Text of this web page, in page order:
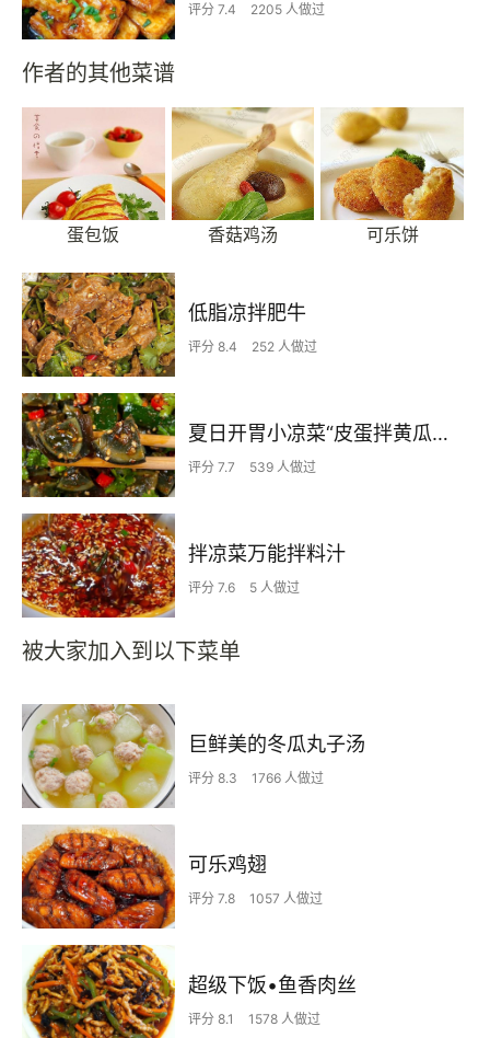
评分 7.4 2205 人做过
作者的其他菜谱
蛋包饭 香菇鸡汤 可乐饼
低脂凉拌肥牛
评分 8.4 252 人做过
夏日开胃小凉菜“皮蛋拌黄瓜🥒”开胃减脂
评分 7.7 539 人做过
拌凉菜万能拌料汁
评分 7.6 5 人做过
被大家加入到以下菜单
巨鲜美的冬瓜丸子汤
评分 8.3 1766 人做过
可乐鸡翅
评分 7.8 1057 人做过
超级下饭•鱼香肉丝
评分 8.1 1578 人做过